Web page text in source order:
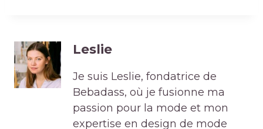
Leslie
Je suis Leslie, fondatrice de
Bebadass, où je fusionne ma
passion pour la mode et mon
expertise en design de mode